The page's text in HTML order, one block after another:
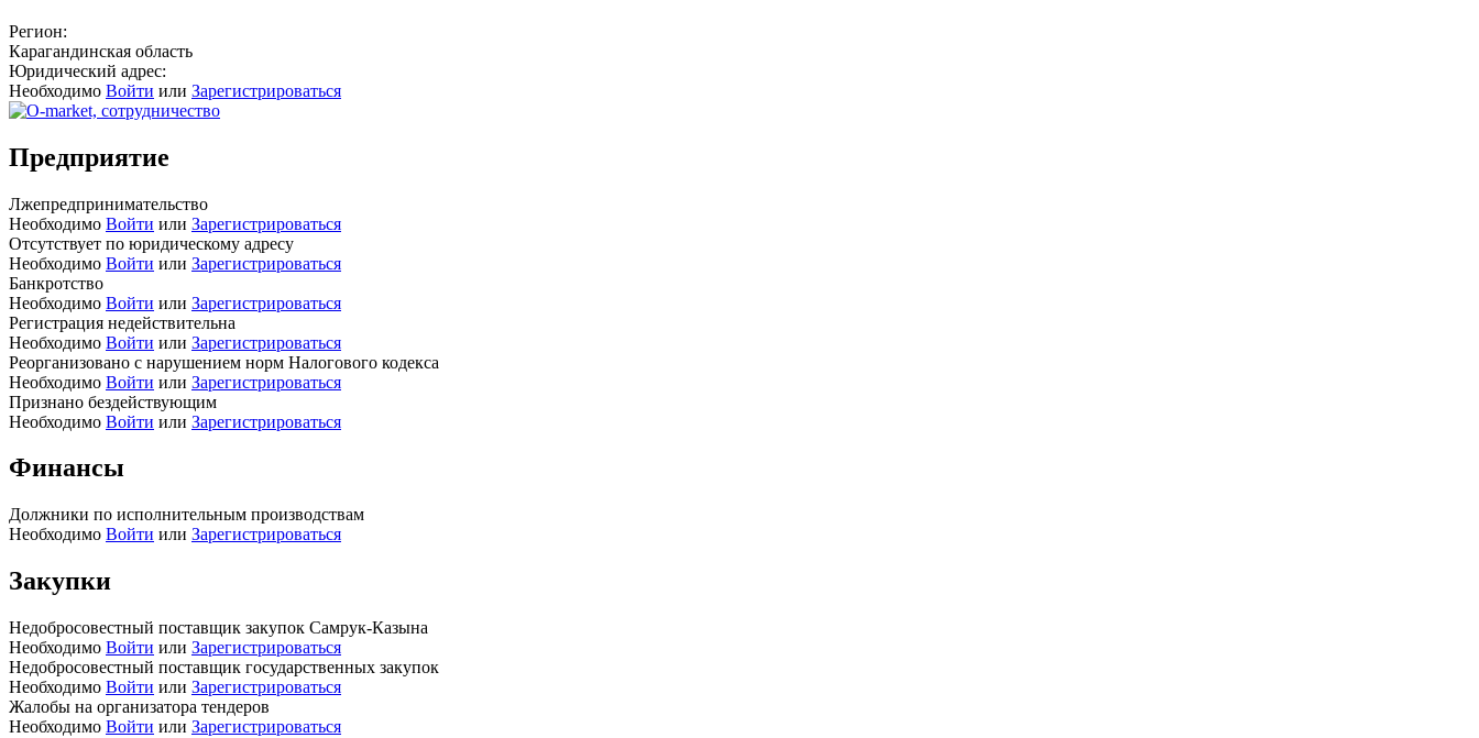
Регион:
Карагандинская область
Юридический адрес:
Необходимо Войти или Зарегистрироваться
Предприятие
Лжепредпринимательство
Необходимо Войти или Зарегистрироваться
Отсутствует по юридическому адресу
Необходимо Войти или Зарегистрироваться
Банкротство
Необходимо Войти или Зарегистрироваться
Регистрация недействительна
Необходимо Войти или Зарегистрироваться
Реорганизовано с нарушением норм Налогового кодекса
Необходимо Войти или Зарегистрироваться
Признано бездействующим
Необходимо Войти или Зарегистрироваться
Финансы
Должники по исполнительным производствам
Необходимо Войти или Зарегистрироваться
Закупки
Недобросовестный поставщик закупок Самрук-Казына
Необходимо Войти или Зарегистрироваться
Недобросовестный поставщик государственных закупок
Необходимо Войти или Зарегистрироваться
Жалобы на организатора тендеров
Необходимо Войти или Зарегистрироваться